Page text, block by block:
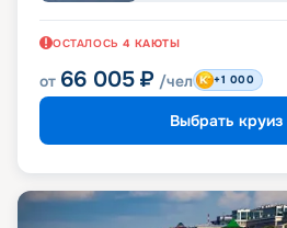
ОСТАЛОСЬ 4 КАЮТЫ
от 66 005 ₽ /чел +1 000
Выбрать круиз